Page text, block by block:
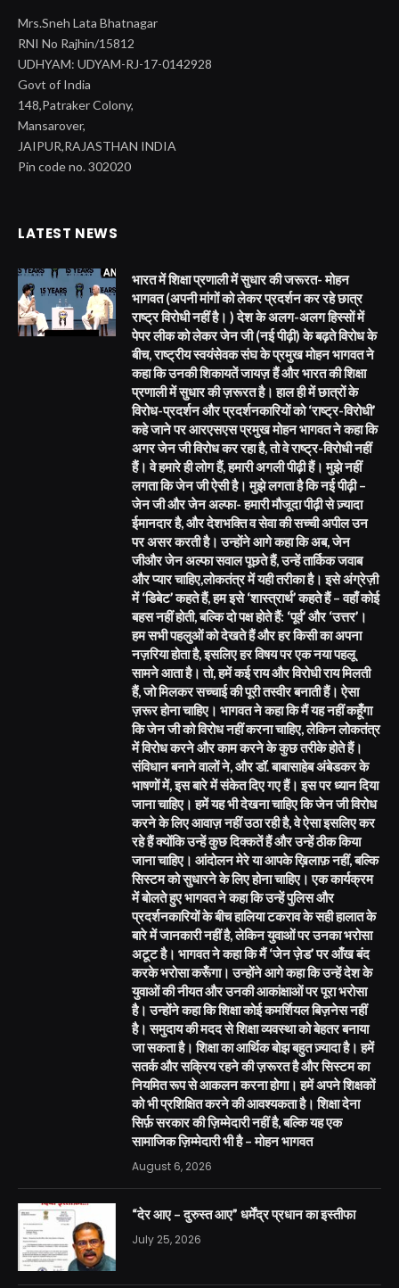
Mrs.Sneh Lata Bhatnagar
RNI No Rajhin/15812
UDHYAM: UDYAM-RJ-17-0142928
Govt of India
148,Patraker Colony,
Mansarover,
JAIPUR,RAJASTHAN INDIA
Pin code no. 302020
LATEST NEWS
भारत में शिक्षा प्रणाली में सुधार की जरूरत- मोहन
भागवत (अपनी मांगों को लेकर प्रदर्शन कर रहे छात्र
राष्ट्र विरोधी नहीं है। ) देश के अलग-अलग हिस्सों में
पेपर लीक को लेकर जेन जी (नई पीढ़ी) के बढ़ते विरोध के
बीच, राष्ट्रीय स्वयंसेवक संघ के प्रमुख मोहन भागवत ने
कहा कि उनकी शिकायतें जायज़ हैं और भारत की शिक्षा
प्रणाली में सुधार की ज़रूरत है। हाल ही में छात्रों के
विरोध-प्रदर्शन और प्रदर्शनकारियों को ‘राष्ट्र-विरोधी’
कहे जाने पर आरएसएस प्रमुख मोहन भागवत ने कहा कि
अगर जेन जी विरोध कर रहा है, तो वे राष्ट्र-विरोधी नहीं
हैं। वे हमारे ही लोग हैं, हमारी अगली पीढ़ी हैं। मुझे नहीं
लगता कि जेन जी ऐसी है। मुझे लगता है कि नई पीढ़ी –
जेन जी और जेन अल्फा- हमारी मौजूदा पीढ़ी से ज़्यादा
ईमानदार है, और देशभक्ति व सेवा की सच्ची अपील उन
पर असर करती है। उन्होंने आगे कहा कि अब, जेन
जीऔर जेन अल्फा सवाल पूछते हैं, उन्हें तार्किक जवाब
और प्यार चाहिए,लोकतंत्र में यही तरीका है। इसे अंग्रेज़ी
में ‘डिबेट’ कहते हैं, हम इसे ‘शास्त्रार्थ’ कहते हैं – वहाँ कोई
बहस नहीं होती, बल्कि दो पक्ष होते हैं: ‘पूर्व’ और ‘उत्तर’।
हम सभी पहलुओं को देखते हैं और हर किसी का अपना
नज़रिया होता है, इसलिए हर विषय पर एक नया पहलू
सामने आता है। तो, हमें कई राय और विरोधी राय मिलती
हैं, जो मिलकर सच्चाई की पूरी तस्वीर बनाती हैं। ऐसा
ज़रूर होना चाहिए। भागवत ने कहा कि मैं यह नहीं कहूँगा
कि जेन जी को विरोध नहीं करना चाहिए, लेकिन लोकतंत्र
में विरोध करने और काम करने के कुछ तरीके होते हैं।
संविधान बनाने वालों ने, और डॉ. बाबासाहेब अंबेडकर के
भाषणों में, इस बारे में संकेत दिए गए हैं। इस पर ध्यान दिया
जाना चाहिए। हमें यह भी देखना चाहिए कि जेन जी विरोध
करने के लिए आवाज़ नहीं उठा रही है, वे ऐसा इसलिए कर
रहे हैं क्योंकि उन्हें कुछ दिक्कतें हैं और उन्हें ठीक किया
जाना चाहिए। आंदोलन मेरे या आपके ख़िलाफ़ नहीं, बल्कि
सिस्टम को सुधारने के लिए होना चाहिए। एक कार्यक्रम
में बोलते हुए भागवत ने कहा कि उन्हें पुलिस और
प्रदर्शनकारियों के बीच हालिया टकराव के सही हालात के
बारे में जानकारी नहीं है, लेकिन युवाओं पर उनका भरोसा
अटूट है। भागवत ने कहा कि मैं ‘जेन ज़ेड’ पर आँख बंद
करके भरोसा करूँगा। उन्होंने आगे कहा कि उन्हें देश के
युवाओं की नीयत और उनकी आकांक्षाओं पर पूरा भरोसा
है। उन्होंने कहा कि शिक्षा कोई कमर्शियल बिज़नेस नहीं
है। समुदाय की मदद से शिक्षा व्यवस्था को बेहतर बनाया
जा सकता है। शिक्षा का आर्थिक बोझ बहुत ज़्यादा है। हमें
सतर्क और सक्रिय रहने की ज़रूरत है और सिस्टम का
नियमित रूप से आकलन करना होगा। हमें अपने शिक्षकों
को भी प्रशिक्षित करने की आवश्यकता है। शिक्षा देना
सिर्फ़ सरकार की ज़िम्मेदारी नहीं है, बल्कि यह एक
सामाजिक ज़िम्मेदारी भी है – मोहन भागवत
August 6, 2026
“देर आए – दुरुस्त आए” धर्मेंद्र प्रधान का इस्तीफा
July 25, 2026